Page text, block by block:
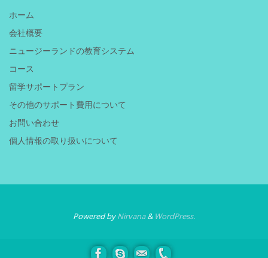
ホーム
会社概要
ニュージーランドの教育システム
コース
留学サポートプラン
その他のサポート費用について
お問い合わせ
個人情報の取り扱いについて
Powered byNirvana& WordPress.